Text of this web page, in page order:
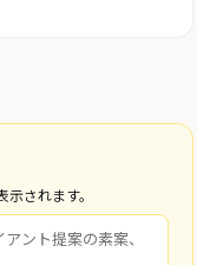
されます。